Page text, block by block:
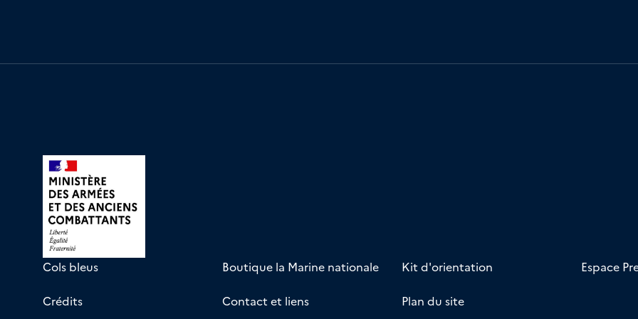
Cols bleus Boutique la Marine nationale Kit d'orientation Espace
Crédits Contact et liens Plan du site